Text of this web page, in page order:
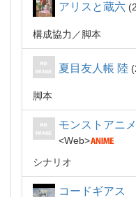
アリスと蔵六
構成協力 脚本
夏目友人帳 陸
脚本
モンストアニ
Web
シナリオ
コードギアス